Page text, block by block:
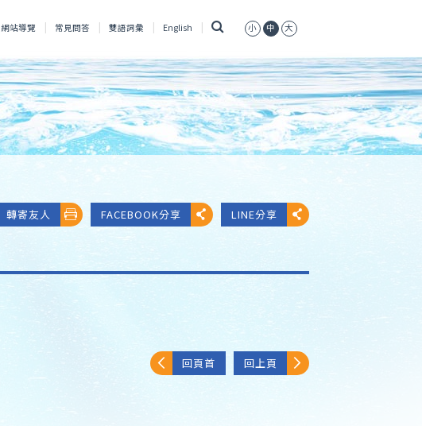
網站導覽 常見問答 雙語詞彙 English 小 中 大
轉寄友人 FACEBOOK分享 LINE分享
回頁首 回上頁